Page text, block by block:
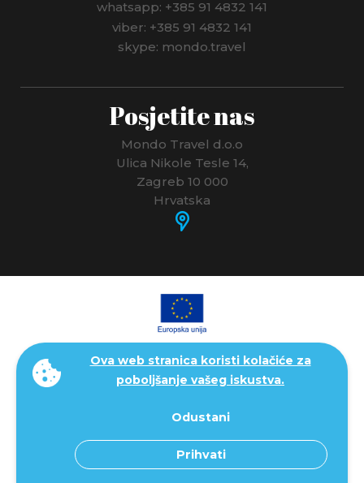
Ova web stranica koristi kolačiće za
poboljšanje vašeg iskustva.
Odustani
Prihvati
whatsapp: +385 91 4832 141
viber: +385 91 4832 141
skype: mondo.travel
Posjetite nas
Mondo Travel d.o.o
Ulica Nikole Tesle 14,
Zagreb 10 000
Hrvatska